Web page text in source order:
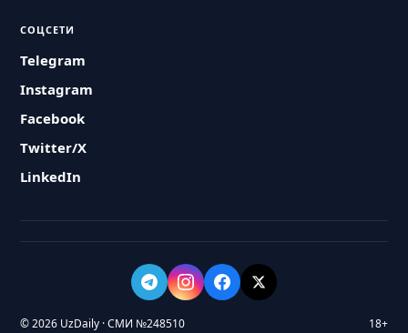
СОЦСЕТИ
Telegram
Instagram
Facebook
Twitter/X
LinkedIn
© 2026 UzDaily · СМИ №248510 18+